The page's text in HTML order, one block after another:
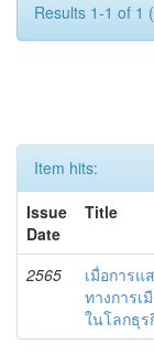
Results 1-1 of 1
Item hits:
Issue
Date
Title
2565
เมื่อการแ
ทางการเ
ในโลกธุร